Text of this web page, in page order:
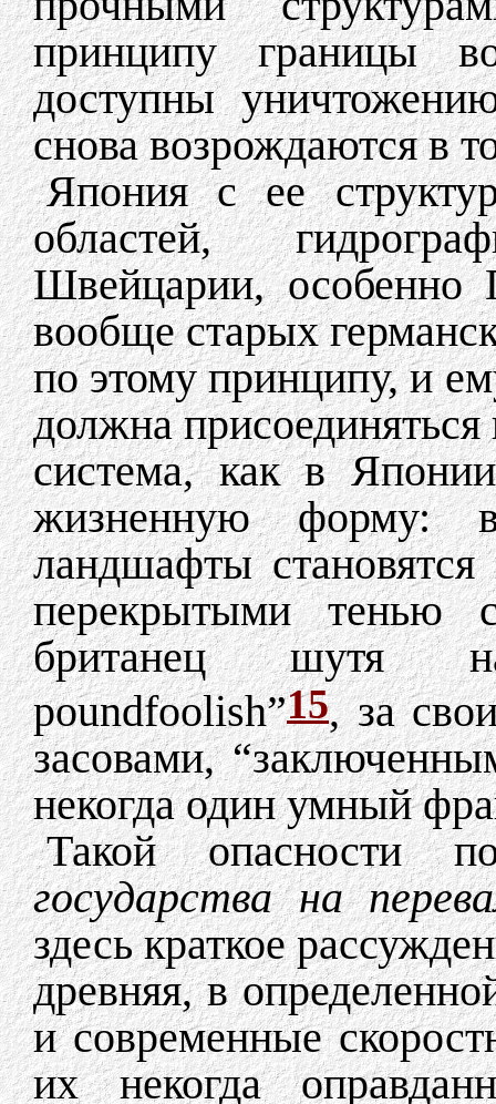
принципу границы
доступны
снова возрождаются в
Япония с ее
областей,
Швейцарии, особенно
вообще старых
по этому принципу, и
должна
система, как в
жизненную форму:
ландшафты
перекрытыми тенью
британец шутя
poundfoolish”15, за
засовами,
некогда один умный
Такой опасности
государства на
здесь краткое
древняя, в
и современные
их некогда